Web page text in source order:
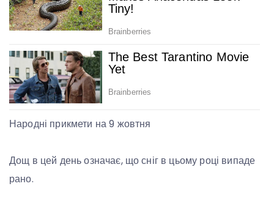
Народні прикмети на 9 жовтня
Дощ в цей день означає, що сніг в цьому році випаде
рано.